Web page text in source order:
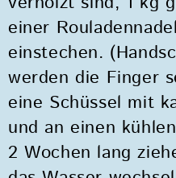
einer
einstechen.
werden die Finger
eine Schüssel mit
und an einen
2 Wochen lang